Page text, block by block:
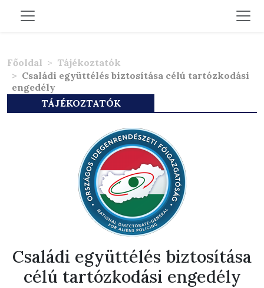
Főoldal
Tájékoztatók
Családi együttélés biztosítása célú tartózkodási
engedély
TÁJÉKOZTATÓK
Családi együttélés biztosítása
célú tartózkodási engedély